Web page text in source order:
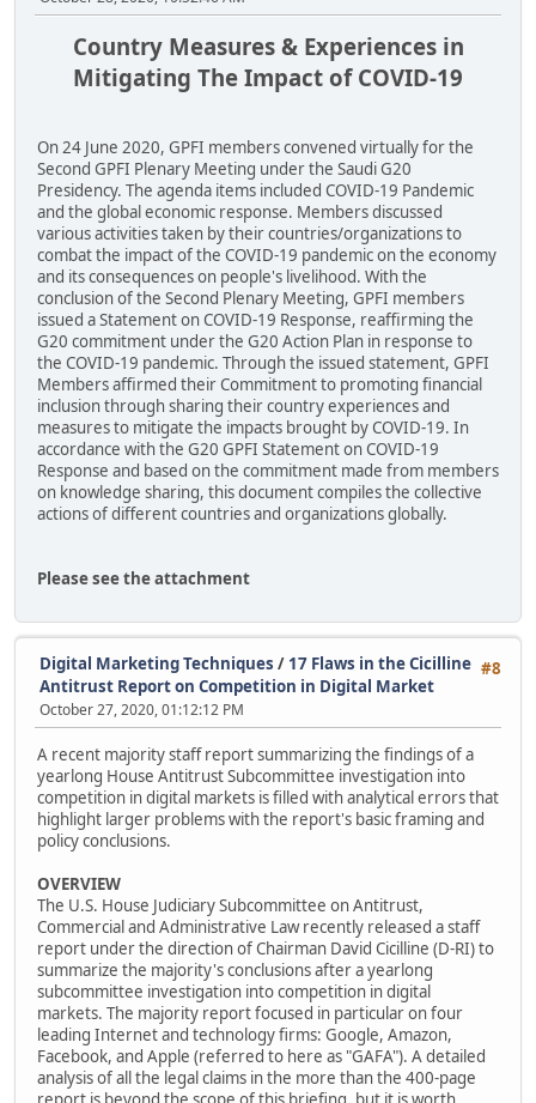
Country Measures & Experiences in
Mitigating The Impact of COVID-19
On 24 June 2020, GPFI members convened virtually for the
Second GPFI Plenary Meeting under the Saudi G20
Presidency. The agenda items included COVID-19 Pandemic
and the global economic response. Members discussed
various activities taken by their countries/organizations to
combat the impact of the COVID-19 pandemic on the economy
and its consequences on people's livelihood. With the
conclusion of the Second Plenary Meeting, GPFI members
issued a Statement on COVID-19 Response, reaffirming the
G20 commitment under the G20 Action Plan in response to
the COVID-19 pandemic. Through the issued statement, GPFI
Members affirmed their Commitment to promoting financial
inclusion through sharing their country experiences and
measures to mitigate the impacts brought by COVID-19. In
accordance with the G20 GPFI Statement on COVID-19
Response and based on the commitment made from members
on knowledge sharing, this document compiles the collective
actions of different countries and organizations globally.
Please see the attachment
#8
Digital Marketing Techniques / 17 Flaws in the Cicilline
Antitrust Report on Competition in Digital Market
October 27, 2020, 01:12:12 PM
A recent majority staff report summarizing the findings of a
yearlong House Antitrust Subcommittee investigation into
competition in digital markets is filled with analytical errors that
highlight larger problems with the report's basic framing and
policy conclusions.
OVERVIEW
The U.S. House Judiciary Subcommittee on Antitrust,
Commercial and Administrative Law recently released a staff
report under the direction of Chairman David Cicilline (D-RI) to
summarize the majority's conclusions after a yearlong
subcommittee investigation into competition in digital
markets. The majority report focused in particular on four
leading Internet and technology firms: Google, Amazon,
Facebook, and Apple (referred to here as "GAFA"). A detailed
analysis of all the legal claims in the more than the 400-page